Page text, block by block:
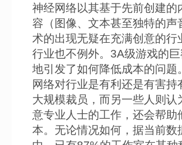
神经网络以其基于先前创建
容（图像、文本甚至独特的
术的出现无疑在充满创意的
行业也不例外。3A级游戏的
地引发了如何降低成本的问
网络对行业是有利还是有害
大规模裁员，而另一些人则
意专业人士的工作，还会帮
本。无论情况如何，据当前